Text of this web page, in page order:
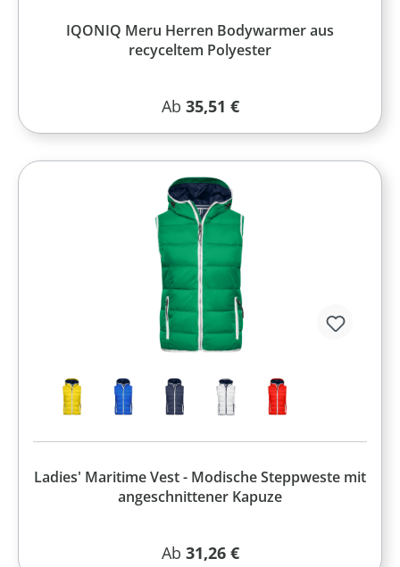
IQONIQ Meru Herren Bodywarmer aus
recyceltem Polyester
Regulärer Preis:
Ab 35,51 €
Ladies' Maritime Vest - Modische Steppweste mit
angeschnittener Kapuze
Regulärer Preis:
Ab 31,26 €